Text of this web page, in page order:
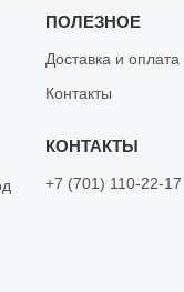
ПОЛЕЗНОЕ
Доставка и оплата
Контакты
+7 (701) 110-22-17